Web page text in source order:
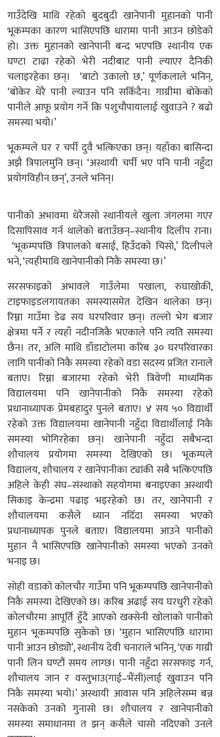
गाउँदेखि माथि रहेको बुदबुदी खानेपानी मुहानको पानी
भूकम्पका कारण भासिएपछि धारामा पानी आउन छोडेको
हो। उक्त मुहानको खानेपानी बन्द भएपछि स्थानीय एक
घण्टा टाढा रहेको भेरी नदीबाट पानी ल्याएर दैनिकी
चलाइरहेका छन्। ‘बाटो उकालो छ,’ पूर्णकलाले भनिन्,
‘बोकेर धेरै पानी ल्याउन पनि सकिँदैन। गाग्रीमा बोकेको
पानीले आफू प्रयोग गर्ने कि पशुचौपायालाई खुवाउने ? बढो
समस्या भयो।’
भूकम्पले घर र चर्पी दुवै भत्किएका छन्। यहाँका बासिन्दा
अझै त्रिपालमुनि छन्। ‘अस्थायी चर्पी भए पनि पानी नहुँदा
प्रयोगविहीन छन्’, उनले भनिन्।
पानीको अभावमा धेरैजसो स्थानीयले खुला जंगलमा गएर
दिसापिसाव गर्न थालेको बताउँछन्–स्थानीय दिलीप राना।
‘भूकम्पपछि त्रिपालको बसाई, हिउँदको चिसो,’ दिलीपले
भने, ‘त्यहीमाथि खानेपानीको निकै समस्या छ।’
सरसफाइको अभावले गाउँलेमा पखाला, रुघाखोकी,
टाइफाइडलगायतका समस्यासमेत देखिन थालेका छन्।
रिम्ना गाउँमा डेढ सय घरपरिवार छन्। तल्लो भेग बजार
क्षेत्रमा पर्ने र त्यहाँ नदीनजिकै भएकाले पनि त्यति समस्या
छैन। तर, अलि माथि डाँडाटोलमा करिब ३० घरपरिवारका
लागि पानीको निकै समस्या रहेको वडा सदस्य प्रजित रानाले
बताए। रिम्ना बजारमा रहेको भेरी त्रिवेणी माध्यमिक
विद्यालयमा पनि खानेपानीको निकै समस्या रहेको
प्रधानाध्यापक प्रेमबहादुर पुनले बताए। ४ सय ५० विद्यार्थी
रहेको उक्त विद्यालयमा खानेपानी नहुँदा विद्यार्थीलाई निकै
समस्या भोगिरहेका छन्। खानेपानी नहुँदा सबैभन्दा
शौचालय प्रयोगमा समस्या देखिएको छ। भूकम्पले
विद्यालय, शौचालय र खानेपानीका ट्यांकी सबै भत्किएपछि
अहिले केही संघ–संस्थाको सहयोगमा बनाइएका अस्थायी
सिकाइ केन्द्रमा पढाइ भइरहेको छ। तर, खानेपानी र
शौचालयमा कसैले ध्यान नदिँदा समस्या भएको
प्रधानाध्यापक पुनले बताए। विद्यालयमा आउने पानीको
मुहान नै भासिएपछि खानेपानीको समस्या भएको उनको
भनाइ छ।
सोही वडाको कोलचौर गाउँमा पनि भूकम्पपछि खानेपानीको
निकै समस्या देखिएको छ। करिब अढाई सय घरधुरी रहेको
कोलचौरमा आपूर्ति हुँदै आएको खक्सेनी खोलाको पानीको
मुहान भूकम्पपछि सुकेको छ। ‘मुहान भासिएपछि धारामा
पानी आउन छोड्योे’, स्थानीय देवी चनाराले भनिन्, ‘एक गाग्री
पानी लिन घण्टौं समय लाग्छ। पानी नहुँदा सरसफाइ गर्न,
शौचालय जान र वस्तुभाउ(गाई–भैंसी)लाई खुवाउन पनि
निकै समस्या भयो।’ अस्थायी आवास पनि अहिलेसम्म बन्न
नसकेको उनको गुनासो छ। शौचालय र खानेपानीको
समस्या समाधानमा त झन् कसैले चासो नदिएको उनले